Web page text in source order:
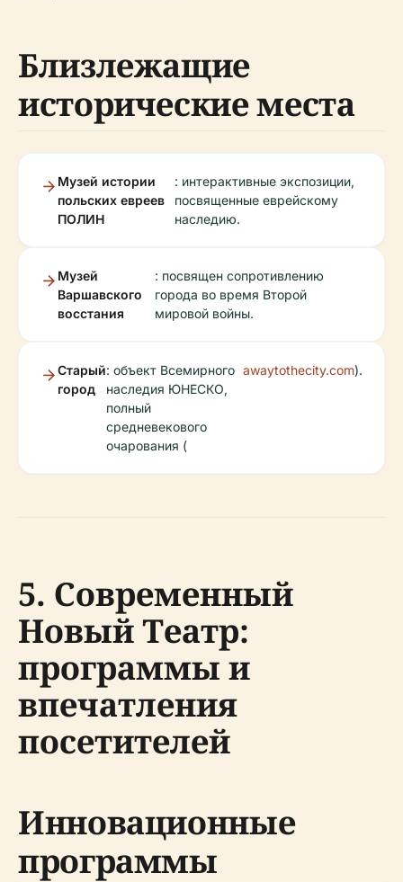
Близлежащие
исторические места
Музей истории
польских евреев
ПОЛИН
: интерактивные экспозиции,
посвященные еврейскому
наследию.
Музей
Варшавского
восстания
: посвящен сопротивлению
города во время Второй
мировой войны.
Старый
город
: объект Всемирного
наследия ЮНЕСКО,
полный
средневекового
очарования (
awaytothecity.com).
5. Современный
Новый Театр:
программы и
впечатления
посетителей
Инновационные
программы